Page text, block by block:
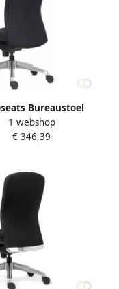
Bureaustoel
Vienna
1 webshop
€ 346,39